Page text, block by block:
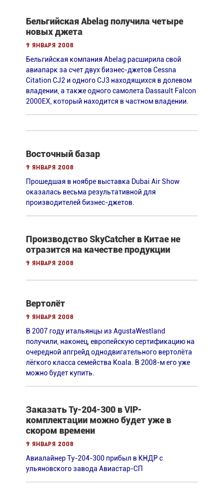
Бельгийская Abelag получила четыре
новых джета
9 января 2008
Бельгийская компания Abelag расширила свой
авиапарк за счет двух бизнес-джетов Cessna
Citation CJ2 и одного CJ3 находящихся в долевом
владении, а также одного самолета Dassault Falcon
2000EX, который находится в частном владении.
Восточный базар
9 января 2008
Прошедшая в ноябре выставка Dubai Air Show
оказалась весьма результативной для
производителей бизнес-джетов.
Производство SkyCatcher в Китае не
отразится на качестве продукции
9 января 2008
Вертолёт
9 января 2008
В 2007 году итальянцы из AgustaWestland
получили, наконец, европейскую сертификацию на
очередной апгрейд однодвигательного вертолёта
лёгкого класса семейства Koala. В 2008-м его уже
можно будет купить.
Заказать Ту-204-300 в VIP-
комплектации можно будет уже в
скором времени
9 января 2008
Авиалайнер Ту-204-300 прибыл в КНДР с
ульяновского завода Авиастар-СП